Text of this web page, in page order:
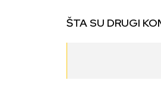
ŠTA SU DRUGI